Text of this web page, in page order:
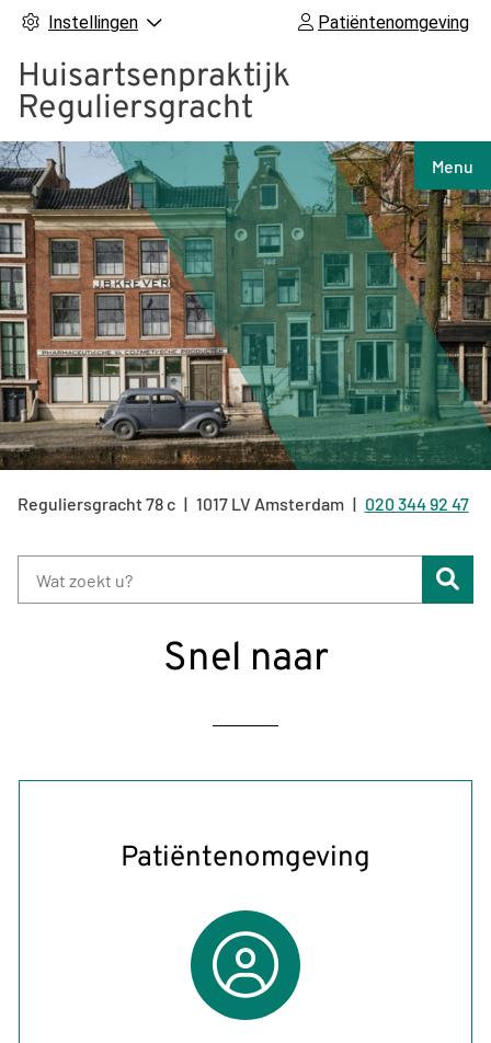
Instellingen Patiëntenomgeving
Huisartsenpraktijk
Reguliersgracht
Menu
Reguliersgracht78 c 1017 LV Amsterdam Tel:
020 344 92 47
Snel naar
Patiëntenomgeving